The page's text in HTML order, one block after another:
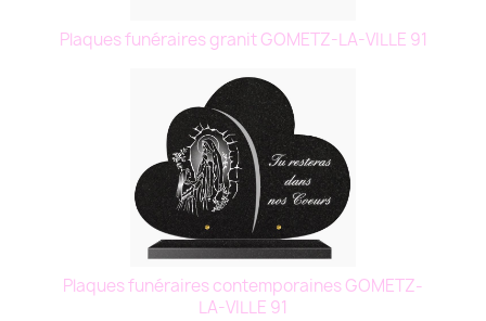
Plaques funéraires granit GOMETZ-LA-VILLE 91
Plaques funéraires contemporaines GOMETZ-
LA-VILLE 91